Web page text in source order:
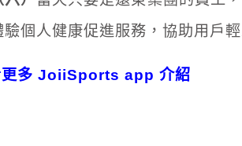
驗個人健康促進服務，協助用戶
更多 JoiiSports app 介紹